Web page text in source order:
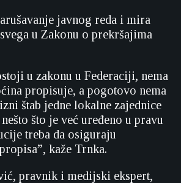
javnog reda i mira
u Zakonu o prekršajima
u zakonu u Federaciji, nema
propisuje, a pogotovo nema
štab jedne lokalne zajednice
što je već uređeno u pravu
treba da osiguraju
kaže Trnka.
pravnik i medijski ekspert,